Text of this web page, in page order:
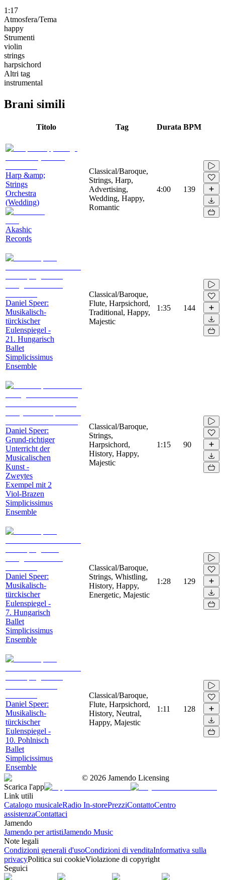
1:17
Atmosfera/Tema
happy
Strumenti
violin
strings
harpsichord
Altri tag
instrumental
Brani simili
Titolo Tag Durata BPM
Harp &amp;
Strings
Orchestra
(Wedding)
Akashic
Records
Classical/Baroque,
Strings, Harp,
Advertising,
Wedding, Happy,
Romantic
4:00 139
Daniel Speer:
Musikalisch-
türckischer
Eulenspiegel -
21. Hungarisch
Ballet
Simplicissimus
Ensemble
Classical/Baroque,
Flute, Harpsichord,
Traditional, Happy,
Majestic
1:35 144
Daniel Speer:
Grund-richtiger
Unterricht der
Musicalischen
Kunst -
Zweytes
Exempel mit 2
Viol-Brazen
Simplicissimus
Ensemble
Classical/Baroque,
Strings,
Harpsichord,
History, Happy,
Majestic
1:15 90
Daniel Speer:
Musikalisch-
türckischer
Eulenspiegel -
7. Hungarisch
Ballet
Simplicissimus
Ensemble
Classical/Baroque,
Strings, Whistling,
History, Happy,
Energetic, Majestic
1:28 129
Daniel Speer:
Musikalisch-
türckischer
Eulenspiegel -
10. Pohlnisch
Ballet
Simplicissimus
Ensemble
Classical/Baroque,
Flute, Harpsichord,
History, Neutral,
Happy, Majestic
1:11 128
© 2026 Jamendo Licensing
Scarica l'app
Link utili
Catalogo musicaleRadio In-storePrezziContattoCentro
assistenzaContattaci
Jamendo
Jamendo per artistiJamendo Music
Note legali
Condizioni generali d'usoCondizioni di venditaInformativa sulla
privacyPolitica sui cookieViolazione di copyright
Seguici